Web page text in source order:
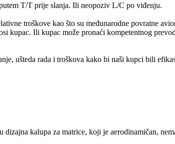
T/T prije slanja. Ili neopoziv L/C po viđenju.
troškove kao što su međunarodne povratne
kupac. Ili kupac može pronaći kompetentnog
ušteda rada i troškova kako bi naši kupci bili
dizajna kalupa za matrice, koji je aerodinamičan,